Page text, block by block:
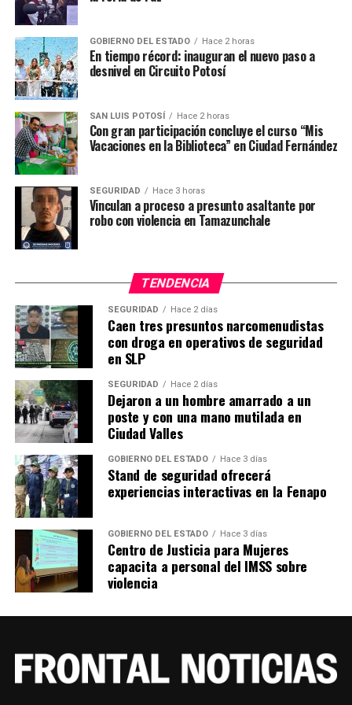
ruedas con medalla para los tres primeros lugares de
cada una. Las inscripciones se pueden realizar en Aloha
Viajes, La Pape, Meric y Viajes Lucy, además el día del
evento de 8:00 a 8:45 horas.
TEMAS RELACIONADOS
YA VIENE
Dramático triunfo del Liverpool ante Rayados
NO TE PIERDAS
Pablo Alarcón se mantiene tercero en Costa Rica
GOBIERNO DEL ESTADO Hace 2 horas
En tiempo récord: inauguran el nuevo paso a
desnivel en Circuito Potosí
SAN LUIS POTOSÍ Hace 2 horas
Con gran participación concluye el curso “Mis
Vacaciones en la Biblioteca” en Ciudad Fernández
SEGURIDAD Hace 3 horas
Vinculan a proceso a presunto asaltante por
robo con violencia en Tamazunchale
TENDENCIA
SEGURIDAD Hace 2 días
Caen tres presuntos narcomenudistas
con droga en operativos de seguridad
en SLP
SEGURIDAD Hace 2 días
Dejaron a un hombre amarrado a un
poste y con una mano mutilada en
Ciudad Valles
GOBIERNO DEL ESTADO Hace 3 días
Stand de seguridad ofrecerá
experiencias interactivas en la Fenapo
GOBIERNO DEL ESTADO Hace 3 días
Centro de Justicia para Mujeres
capacita a personal del IMSS sobre
violencia